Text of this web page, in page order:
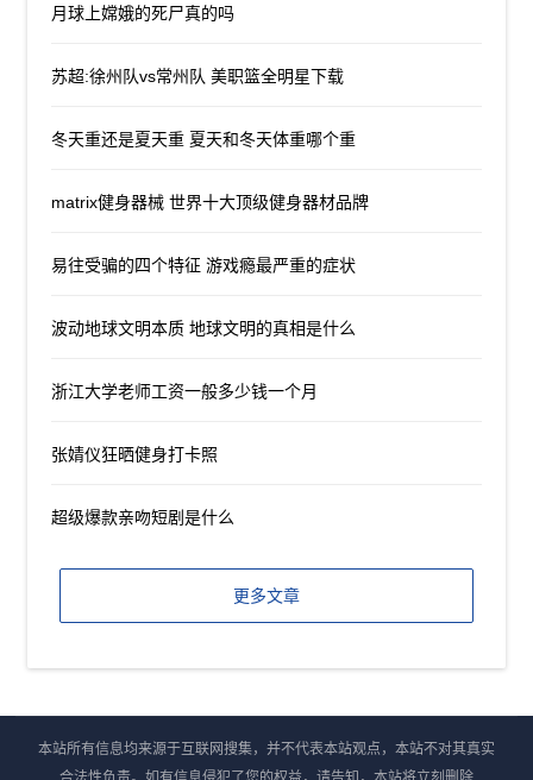
月球上嫦娥的死尸真的吗
苏超:徐州队vs常州队 美职篮全明星下载
冬天重还是夏天重 夏天和冬天体重哪个重
matrix健身器械 世界十大顶级健身器材品牌
易往受骗的四个特征 游戏瘾最严重的症状
波动地球文明本质 地球文明的真相是什么
浙江大学老师工资一般多少钱一个月
张婧仪狂晒健身打卡照
超级爆款亲吻短剧是什么
更多文章
本站所有信息均来源于互联网搜集，并不代表本站观点，本站不对其真实